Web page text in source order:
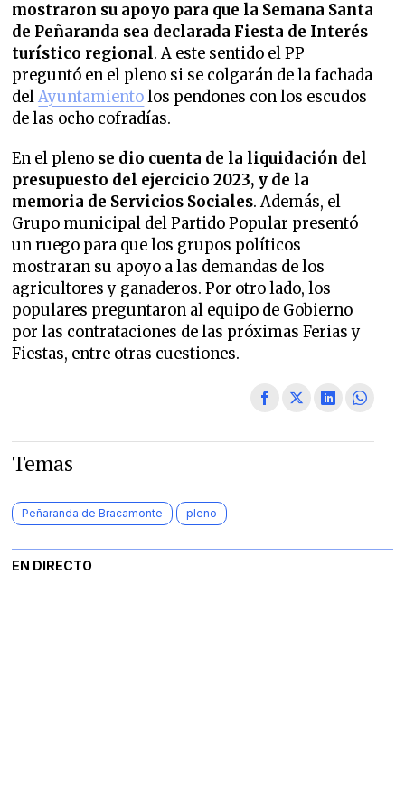
mostraron su apoyo para que la Semana Santa
de Peñaranda sea declarada Fiesta de Interés
turístico regional. A este sentido el PP
preguntó en el pleno si se colgarán de la fachada
delAyuntamientolos pendones con los escudos
de las ocho cofradías.
En el pleno se dio cuenta de la liquidación del
presupuesto del ejercicio 2023, y de la
memoria de Servicios Sociales. Además, el
Grupo municipal del Partido Popular presentó
un ruego para que los grupos políticos
mostraran su apoyo a las demandas de los
agricultores y ganaderos. Por otro lado, los
populares preguntaron al equipo de Gobierno
por las contrataciones de las próximas Ferias y
Fiestas, entre otras cuestiones.
Temas
Peñaranda de Bracamonte pleno
EN DIRECTO